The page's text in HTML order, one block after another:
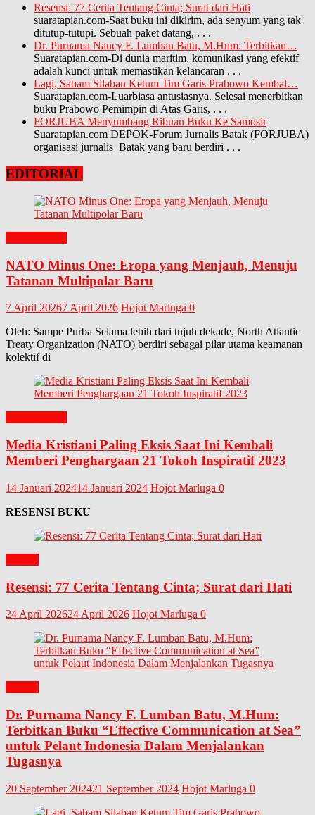
Resensi: 77 Cerita Tentang Cinta; Surat dari Hati
suaratapian.com-Saat buku ini dikirim, ada senyum yang tak
ditutup-tutupi. Sebuah paket datang, . . .
Dr. Purnama Nancy F. Lumban Batu, M.Hum: Terbitkan…
Suaratapian.com-Di dunia maritim, komunikasi yang efektif
adalah kunci untuk memastikan kelancaran . . .
Lagi, Sabam Silaban Ketum Tim Garis Prabowo Kembal…
Suaratapian.com-Luarbiasa antusiasnya. Selesai menerbitkan
buku Prabowo Pemimpin di Atas Garis, . . .
FORJUBA Menyumbang Ribuan Buku Ke Samosir
Suaratapian.com DEPOK-Forum Jurnalis Batak (FORJUBA)
organisasi jurnalis Batak yang baru berdiri . . .
EDITORIAL
NATO Minus One: Eropa yang Menjauh, Menuju
Tatanan Multipolar Baru
7 April 20267 April 2026 Hojot Marluga 0
Oleh: Sampe Purba Selama lebih dari tujuh dekade, North Atlantic
Treaty Organization (NATO) berdiri sebagai pilar utama keamanan
kolektif di
Media Kristiani Paling Eksis Saat Ini Kembali
Memberi Penghargaan 21 Tokoh Inspiratif 2023
14 Januari 202414 Januari 2024 Hojot Marluga 0
RESENSI BUKU
Resensi: 77 Cerita Tentang Cinta; Surat dari Hati
24 April 202624 April 2026 Hojot Marluga 0
Dr. Purnama Nancy F. Lumban Batu, M.Hum:
Terbitkan Buku “Effective Communication at Sea”
untuk Pelaut Indonesia Dalam Menjalankan
Tugasnya
20 September 202421 September 2024 Hojot Marluga 0